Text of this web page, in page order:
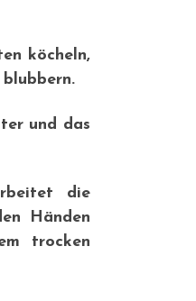
köcheln,
und das
die
Händen
trocken